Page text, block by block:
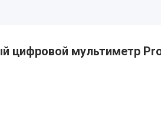
цифровой мультиметр